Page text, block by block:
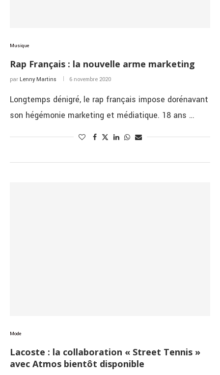
Musique
Rap Français : la nouvelle arme marketing
par Lenny Martins 6 novembre 2020
Longtemps dénigré, le rap français impose dorénavant
son hégémonie marketing et médiatique. 18 ans …
Mode
Lacoste : la collaboration « Street Tennis »
avec Atmos bientôt disponible